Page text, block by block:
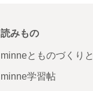
読みもの
minneとものづくりと
minne学習帖